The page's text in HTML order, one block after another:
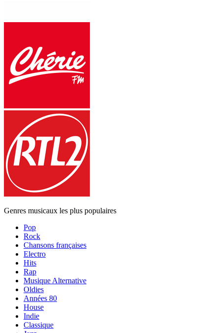
Genres musicaux les plus populaires
Pop
Rock
Chansons françaises
Electro
Hits
Rap
Musique Alternative
Oldies
Années 80
House
Indie
Classique